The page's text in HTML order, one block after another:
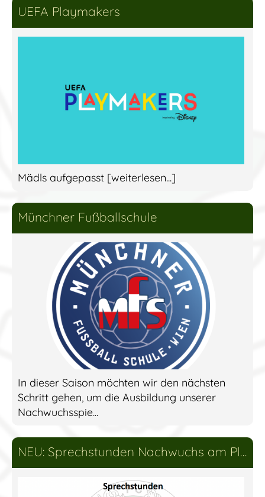
UEFA Playmakers
Mädls aufgepasst [weiterlesen...]
Münchner Fußballschule
In dieser Saison möchten wir den nächsten
Schritt gehen, um die Ausbildung unserer
Nachwuchsspie...
NEU: Sprechstunden Nachwuchs am Platz